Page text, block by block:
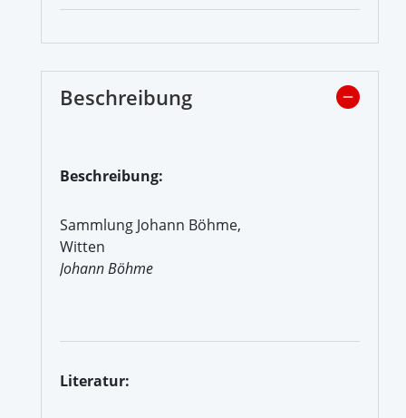
Beschreibung
Beschreibung:
Sammlung Johann Böhme,
Witten
Johann Böhme
Literatur: